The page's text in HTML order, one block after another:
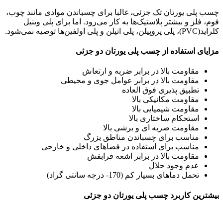
چسب پلی یورتان تک جزئی، غالبا برای چسباندن موادی مانند چوب،
فوم، فلز و بیشتر پلاستیک‌ها به کار می‌رود. اما برای پلی وینیل
کلراید(PVC)، پلی پروپیلن، پلی اتیلن و پلی اولفین‌ها توصیه نمی‌شود.
مزایای استفاده از چسب پلی یورتان دو جزئی
مقاومت بالا در برابر ضربه و ارتعاش
مقاومت بالا در برابر عوامل جوی و محیطی
تطبیق پذیری فوق العاده
مقاومت مکانیکی بالا
مقاومت شیمیایی بالا
استحکام ساختاری بالا
مقاومت ضربه ای و برشی بالا
مناسب برای چسباندن مناطق بزرگ
مناسب برای استفاده در فضاهای داخلی و خارجی
مقاومت بالا در برابر اشعه فرابفش
عدم وجود حلال
تحمل دماهای بسیار کم (170- درجه سانتی گراد)
بیشترین کاربرد چسب پلی یورتان دو جزئی